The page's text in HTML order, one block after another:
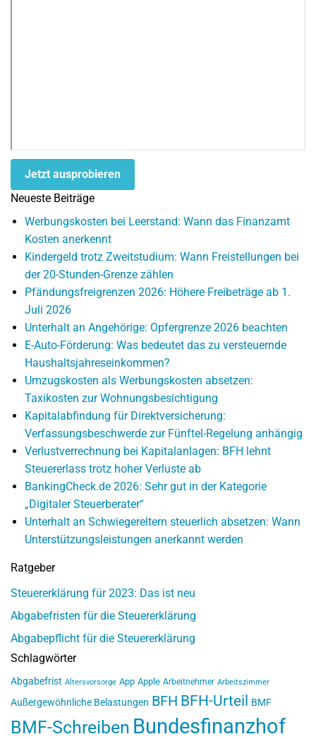
Jetzt ausprobieren
Neueste Beiträge
Werbungskosten bei Leerstand: Wann das Finanzamt
Kosten anerkennt
Kindergeld trotz Zweitstudium: Wann Freistellungen bei
der 20-Stunden-Grenze zählen
Pfändungsfreigrenzen 2026: Höhere Freibeträge ab 1.
Juli 2026
Unterhalt an Angehörige: Opfergrenze 2026 beachten
E-Auto-Förderung: Was bedeutet das zu versteuernde
Haushaltsjahreseinkommen?
Umzugskosten als Werbungskosten absetzen:
Taxikosten zur Wohnungsbesichtigung
Kapitalabfindung für Direktversicherung:
Verfassungsbeschwerde zur Fünftel-Regelung anhängig
Verlustverrechnung bei Kapitalanlagen: BFH lehnt
Steuererlass trotz hoher Verluste ab
BankingCheck.de 2026: Sehr gut in der Kategorie
„Digitaler Steuerberater“
Unterhalt an Schwiegereltern steuerlich absetzen: Wann
Unterstützungsleistungen anerkannt werden
Ratgeber
Steuererklärung für 2023: Das ist neu
Abgabefristen für die Steuererklärung
Abgabepflicht für die Steuererklärung
Schlagwörter
Abgabefrist Altersvorsorge App Apple Arbeitnehmer Arbeitszimmer
Außergewöhnliche Belastungen BFH BFH-Urteil BMF
BMF-Schreiben Bundesfinanzhof